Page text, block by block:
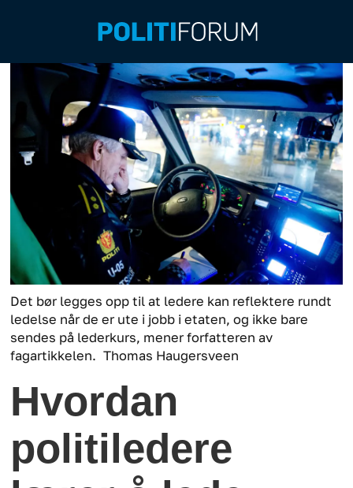
Det bør legges opp til at ledere kan reflektere rundt
ledelse når de er ute i jobb i etaten, og ikke bare
sendes på lederkurs, mener forfatteren av
fagartikkelen. Thomas Haugersveen
Hvordan
politiledere